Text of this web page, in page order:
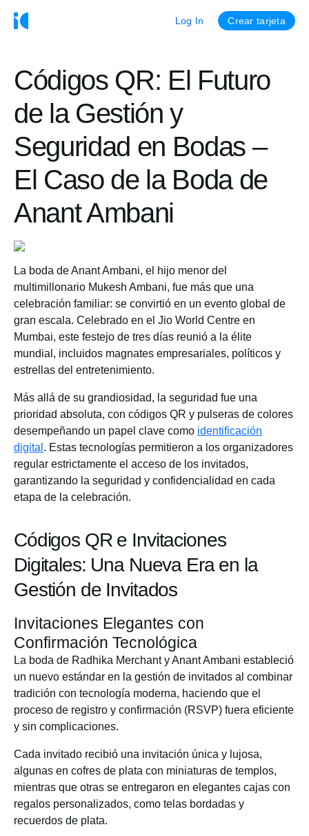
Log In Crear tarjeta
Códigos QR: El Futuro
de la Gestión y
Seguridad en Bodas –
El Caso de la Boda de
Anant Ambani
La boda de Anant Ambani, el hijo menor del
multimillonario Mukesh Ambani, fue más que una
celebración familiar: se convirtió en un evento global de
gran escala. Celebrado en el Jio World Centre en
Mumbai, este festejo de tres días reunió a la élite
mundial, incluidos magnates empresariales, políticos y
estrellas del entretenimiento.
Más allá de su grandiosidad, la seguridad fue una
prioridad absoluta, con códigos QR y pulseras de colores
desempeñando un papel clave como identificación
digital . Estas tecnologías permitieron a los organizadores
regular estrictamente el acceso de los invitados,
garantizando la seguridad y confidencialidad en cada
etapa de la celebración.
Códigos QR e Invitaciones
Digitales: Una Nueva Era en la
Gestión de Invitados
Invitaciones Elegantes con
Confirmación Tecnológica
La boda de Radhika Merchant y Anant Ambani estableció
un nuevo estándar en la gestión de invitados al combinar
tradición con tecnología moderna, haciendo que el
proceso de registro y confirmación (RSVP) fuera eficiente
y sin complicaciones.
Cada invitado recibió una invitación única y lujosa,
algunas en cofres de plata con miniaturas de templos,
mientras que otras se entregaron en elegantes cajas con
regalos personalizados, como telas bordadas y
recuerdos de plata.